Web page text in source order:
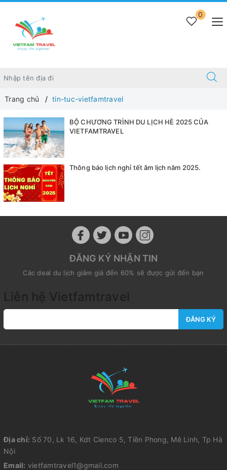
0
Trang chủ tin-tuc-vietfamtravel
BỘ CHƯƠNG TRÌNH DU LỊCH HÈ 2025 CỦA
VIETFAMTRAVEL
Thông báo lịch nghỉ tết âm lịch năm 2025.
ĐĂNG KÝ NHẬN TIN
Các deal du lịch giảm giá đến 60% sẽ được gửi đến bạn
Liên hệ Vietfamtravel
ĐĂNG KÝ
Địa chỉ: Số 70, Lk 16, Kdt Cienco 5, Tiền Phong, Mê Linh, Tp Hà
Nội
Email: vietfamtravel1@gmail.com